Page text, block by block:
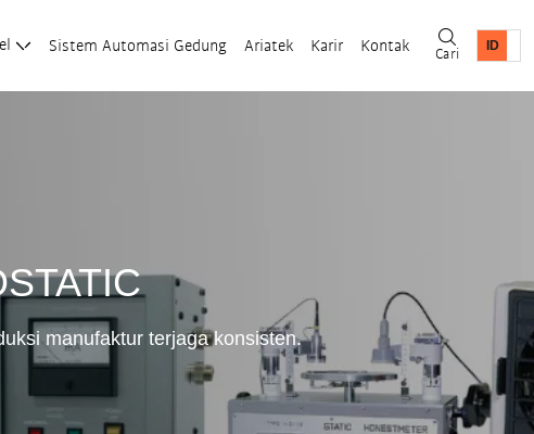
Sistem Automasi Gedung Ariatek Karir Kontak Cari
manufaktur terjaga konsisten.